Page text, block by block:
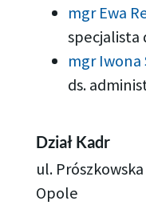
mgr Ewa
specjalista
mgr Iwona
ds.
Dział Kadr
ul.
Opole